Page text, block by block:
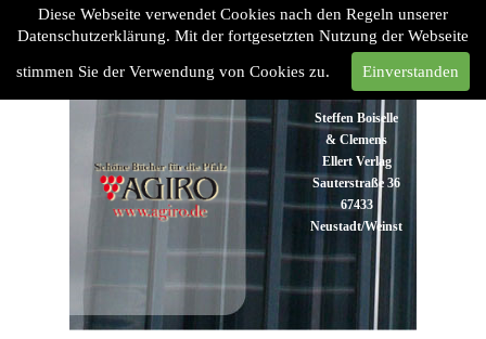
Diese Webseite verwendet Cookies nach den Regeln unserer
Datenschutzerklärung. Mit der fortgesetzten Nutzung der Webseite
stimmen Sie der Verwendung von Cookies zu. Einverstanden
Steffen Boiselle
& Clemens
Ellert Verlag
Sauterstraße 36
67433
Neustadt/Weinstraße
06321
48 93 43
Fax:
06321 48